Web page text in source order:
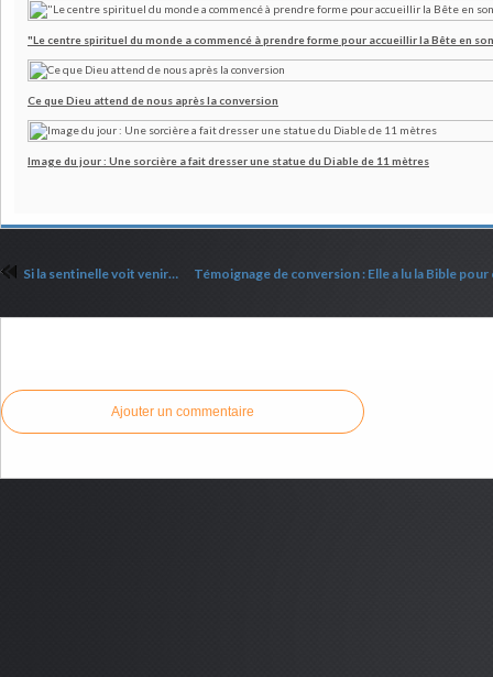
"Le centre spirituel du monde a commencé à prendre forme pour accueillir la Bête en
Ce que Dieu attend de nous après la conversion
Image du jour : Une sorcière a fait dresser une statue du Diable de 11 mètres
Si la sentinelle voit venir l'épée ...
Ajouter un commentaire